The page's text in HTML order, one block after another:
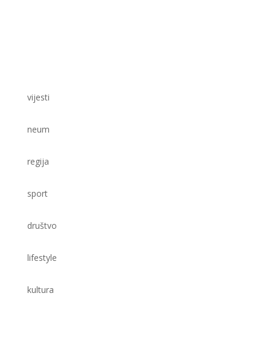
vijesti
neum
regija
sport
društvo
lifestyle
kultura